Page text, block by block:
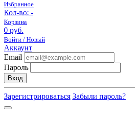
Избранное
Кол-во: -
Корзина
0 руб.
Войти / Новый
Аккаунт
Email
Пароль
Вход
Зарегистрироваться Забыли пароль?